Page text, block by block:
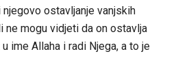
ostavljanje vanjskih
ne mogu vidjeti da on ostavlja
ime Allaha i radi Njega, a to je